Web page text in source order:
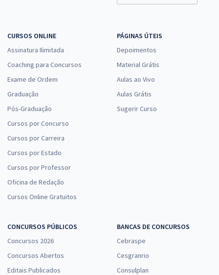
CURSOS ONLINE
Assinatura Ilimitada
Coaching para Concursos
Exame de Ordem
Graduação
Pós-Graduação
Cursos por Concurso
Cursos por Carreira
Cursos por Estado
Cursos por Professor
Oficina de Redação
Cursos Online Gratuitos
PÁGINAS ÚTEIS
Depoimentos
Material Grátis
Aulas ao Vivo
Aulas Grátis
Sugerir Curso
CONCURSOS PÚBLICOS
Concursos 2026
Concursos Abertos
Editais Publicados
BANCAS DE CONCURSOS
Cebraspe
Cesgranrio
Consulplan